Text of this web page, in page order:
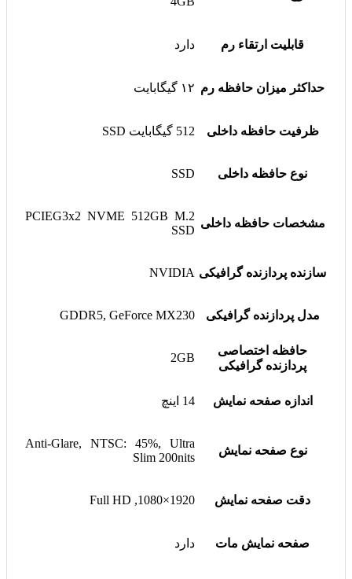
قابلیت ارتقاء رم دارد
حداکثر میزان حافظه رم ۱۲ گیگابایت
ظرفیت حافظه داخلی 512 گیگابایت SSD
نوع حافظه داخلی SSD
مشخصات حافظه داخلی
PCIEG3x2 NVME 512GB M.2
SSD
سازنده پردازنده گرافیکی NVIDIA
مدل پردازنده گرافیکی GDDR5, GeForce MX230
حافظه اختصاصی
پردازنده گرافیکی
2GB
اندازه صفحه نمایش 14 اینچ
نوع صفحه نمایش
Anti-Glare, NTSC: 45%, Ultra
Slim 200nits
دقت صفحه نمایش 1920×1080, Full HD
صفحه نمایش مات دارد